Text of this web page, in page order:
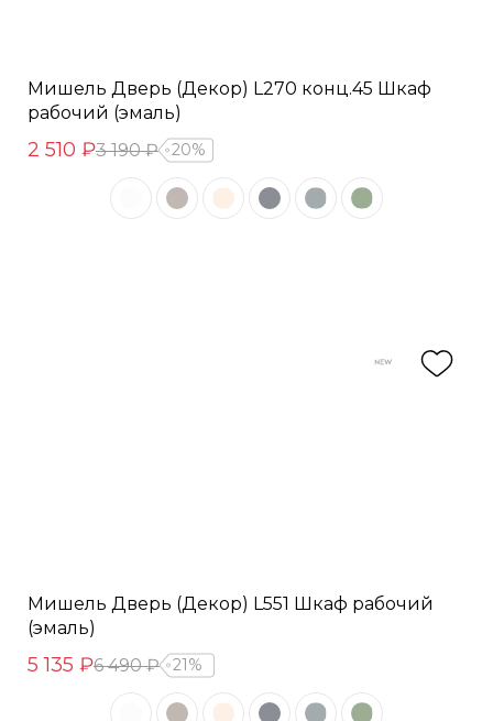
Мишель Дверь (Декор) L270 конц.45 Шкаф
рабочий (эмаль)
2 510 ₽3 190 ₽ 20%
Мишель Дверь (Декор) L551 Шкаф рабочий
(эмаль)
5 135 ₽6 490 ₽ 21%